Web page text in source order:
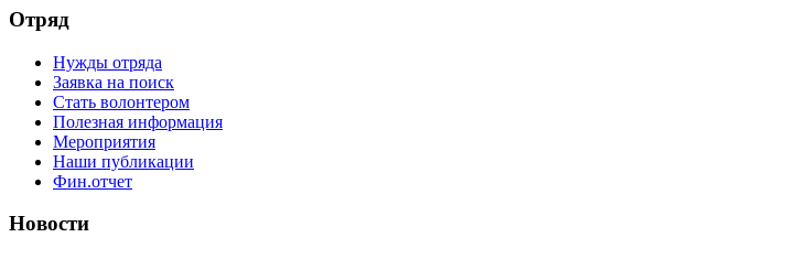
Отряд
Нужды отряда
Заявка на поиск
Стать волонтером
Полезная информация
Мероприятия
Наши публикации
Фин.отчет
Новости